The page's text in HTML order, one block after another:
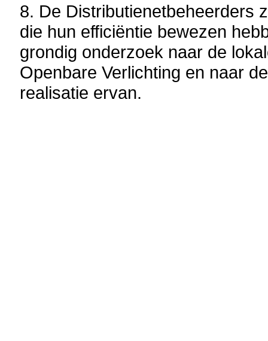
8. De Distributienetbeheerders
die hun efficiëntie bewezen
grondig onderzoek naar de
Openbare Verlichting en naar
realisatie ervan.